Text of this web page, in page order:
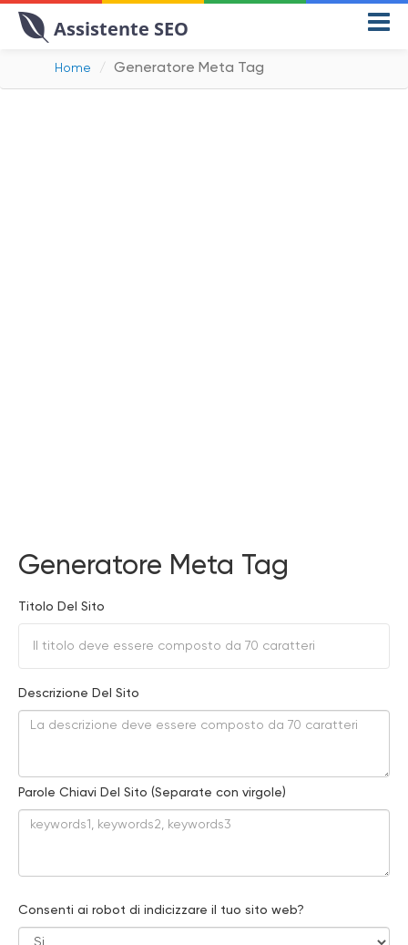
Assistente SEO
Home Generatore Meta Tag
Generatore Meta Tag
Titolo Del Sito
Descrizione Del Sito
Parole Chiavi Del Sito (Separate con virgole)
Consenti ai robot di indicizzare il tuo sito web?